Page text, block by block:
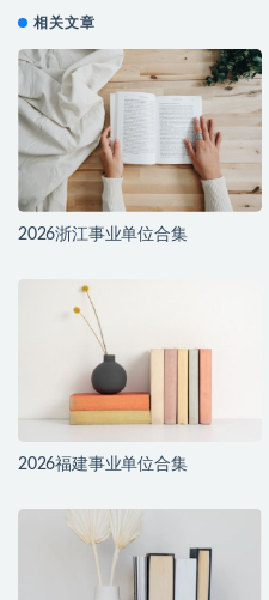
相关文章
2026浙江事业单位合集
2026福建事业单位合集